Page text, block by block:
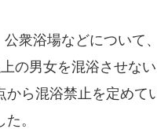
衆浴場などについて
の男女を混浴させな
から混浴禁止を定め
。